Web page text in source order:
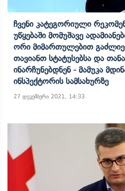
Ჩვენი Კატეგორიული
Უწყებაში Მომუშავე
Ორი Მიმართულებით
Თავიანთ Სტატუსებსა Და
Ინარჩუნებდნენ - Მამუკა
Ინსპექტორის Სამსახურზე
27 დეკემბერი 2021, 14:33